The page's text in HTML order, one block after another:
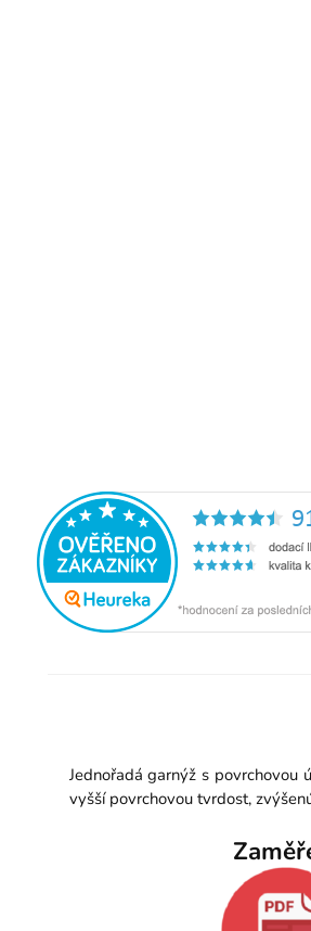
Jednořadá garnýž s povrchovou
vyšší povrchovou tvrdost,